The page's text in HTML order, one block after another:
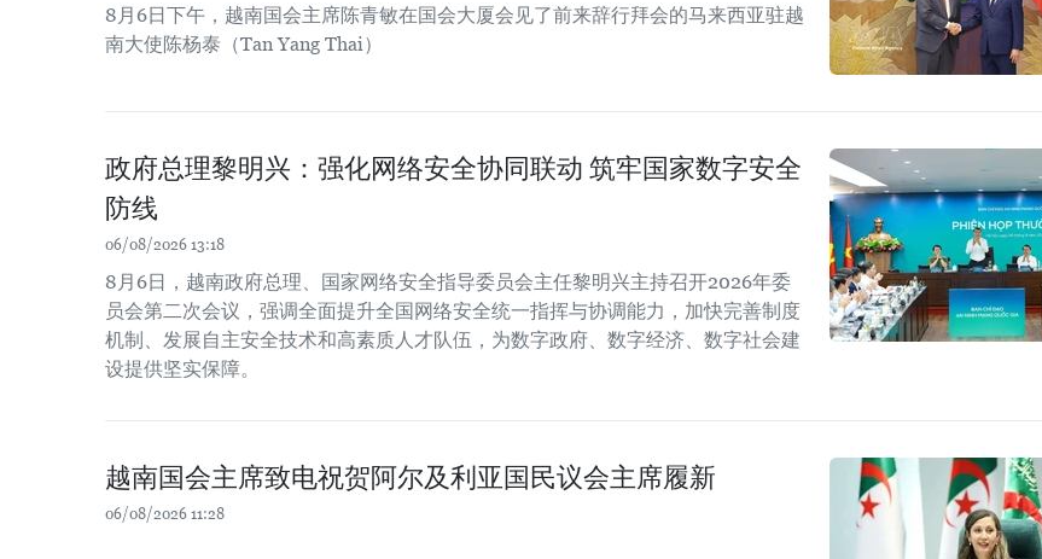
8月6日下午，越南国会主席陈青敏在国会大厦会见了前来辞行拜会的马来西亚驻越
南大使陈杨泰（Tan Yang Thai）
政府总理黎明兴：强化网络安全协同联动 筑牢国家数字安全
防线
06/08/2026 13:18
8月6日，越南政府总理、国家网络安全指导委员会主任黎明兴主持召开2026年委
员会第二次会议，强调全面提升全国网络安全统一指挥与协调能力，加快完善制度
机制、发展自主安全技术和高素质人才队伍，为数字政府、数字经济、数字社会建
设提供坚实保障。
越南国会主席致电祝贺阿尔及利亚国民议会主席履新
06/08/2026 11:28